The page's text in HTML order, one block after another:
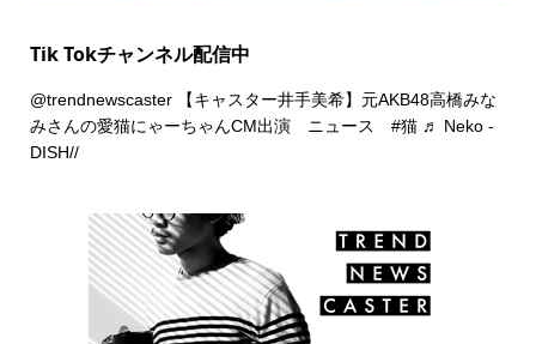
Tik Tokチャンネル配信中
@trendnewscaster【キャスター井手美希】元AKB48高橋みな
みさんの愛猫にゃーちゃんCM出演 ニュース #猫 ♬ Neko -
DISH//